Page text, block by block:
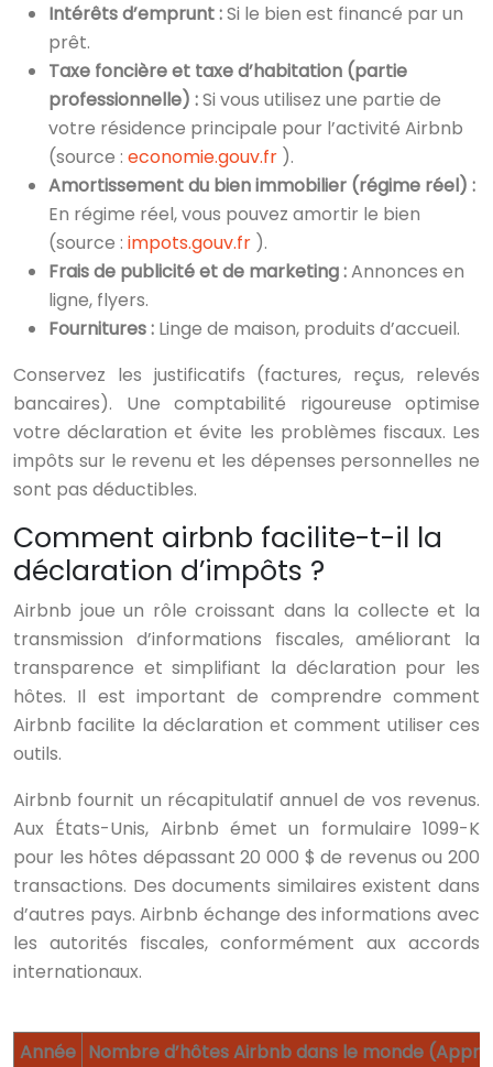
Intérêts d’emprunt :Si le bien est financé par un
prêt.
Taxe foncière et taxe d’habitation (partie
professionnelle) :Si vous utilisez une partie de
votre résidence principale pour l’activité Airbnb
(source : economie.gouv.fr ).
Amortissement du bien immobilier (régime réel) :
En régime réel, vous pouvez amortir le bien
(source : impots.gouv.fr ).
Frais de publicité et de marketing :Annonces en
ligne, flyers.
Fournitures : Linge de maison, produits d’accueil.
Conservez les justificatifs (factures, reçus, relevés
bancaires). Une comptabilité rigoureuse optimise
votre déclaration et évite les problèmes fiscaux. Les
impôts sur le revenu et les dépenses personnelles ne
sont pas déductibles.
Comment airbnb facilite-t-il la
déclaration d’impôts ?
Airbnb joue un rôle croissant dans la collecte et la
transmission d’informations fiscales, améliorant la
transparence et simplifiant la déclaration pour les
hôtes. Il est important de comprendre comment
Airbnb facilite la déclaration et comment utiliser ces
outils.
Airbnb fournit un récapitulatif annuel de vos revenus.
Aux États-Unis, Airbnb émet un formulaire 1099-K
pour les hôtes dépassant 20 000 $ de revenus ou 200
transactions. Des documents similaires existent dans
d’autres pays. Airbnb échange des informations avec
les autorités fiscales, conformément aux accords
internationaux.
Année Nombre d’hôtes Airbnb dans le monde